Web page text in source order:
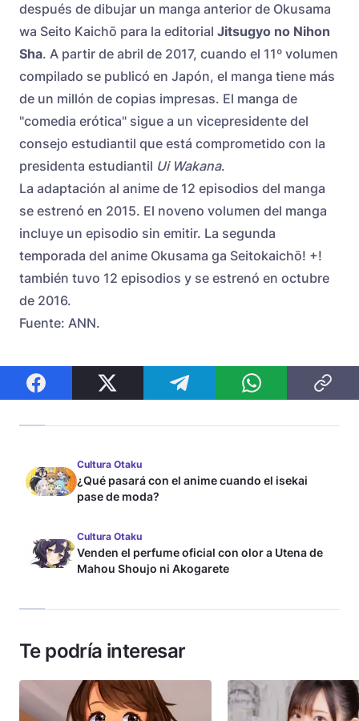
después de dibujar un manga anterior de Okusama
wa Seito Kaichō para la editorial Jitsugyo no Nihon
Sha. A partir de abril de 2017, cuando el 11º volumen
compilado se publicó en Japón, el manga tiene más
de un millón de copias impresas. El manga de
"comedia erótica" sigue a un vicepresidente del
consejo estudiantil que está comprometido con la
presidenta estudiantil Ui Wakana.
La adaptación al anime de 12 episodios del manga
se estrenó en 2015. El noveno volumen del manga
incluye un episodio sin emitir. La segunda
temporada del anime Okusama ga Seitokaichō! +!
también tuvo 12 episodios y se estrenó en octubre
de 2016.
Fuente: ANN.
Cultura Otaku
¿Qué pasará con el anime cuando el isekai
pase de moda?
Cultura Otaku
Venden el perfume oficial con olor a Utena de
Mahou Shoujo ni Akogarete
Te podría interesar